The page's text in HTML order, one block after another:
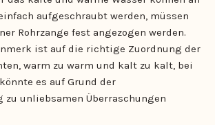
aufgeschraubt werden, müssen
Rohrzange fest angezogen werden.
ist auf die richtige Zuordnung der
warm zu warm und kalt zu kalt, bei
es auf Grund der
unliebsamen Überraschungen